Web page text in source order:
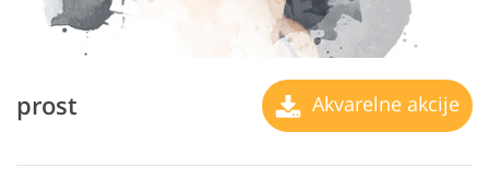
prost Akvarelne akcije